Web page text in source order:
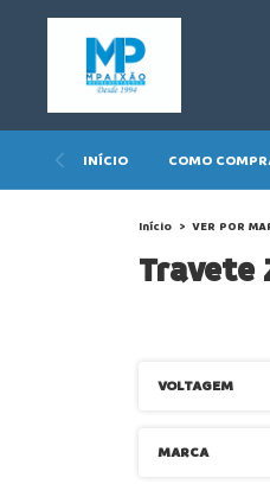
INÍCIO COMO
Início > VER POR
Travete
VOLTAGEM
MARCA